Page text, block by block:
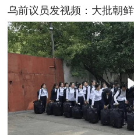
乌前议员发视频：大批朝